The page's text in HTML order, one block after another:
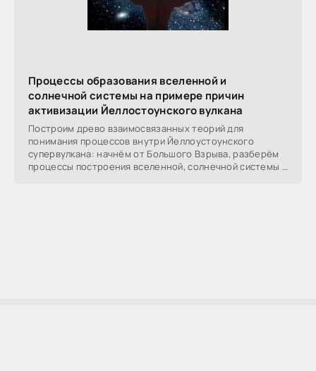
Процессы образования вселенной и
солнечной системы на примере причин
активизации Йеллостоунского вулкана
Построим древо взаимосвязанных теорий для
понимания процессов внутри Йеллоустоунского
супервулкана: начнём от Большого Взрыва, разберём
процессы построения вселенной, солнечной системы в